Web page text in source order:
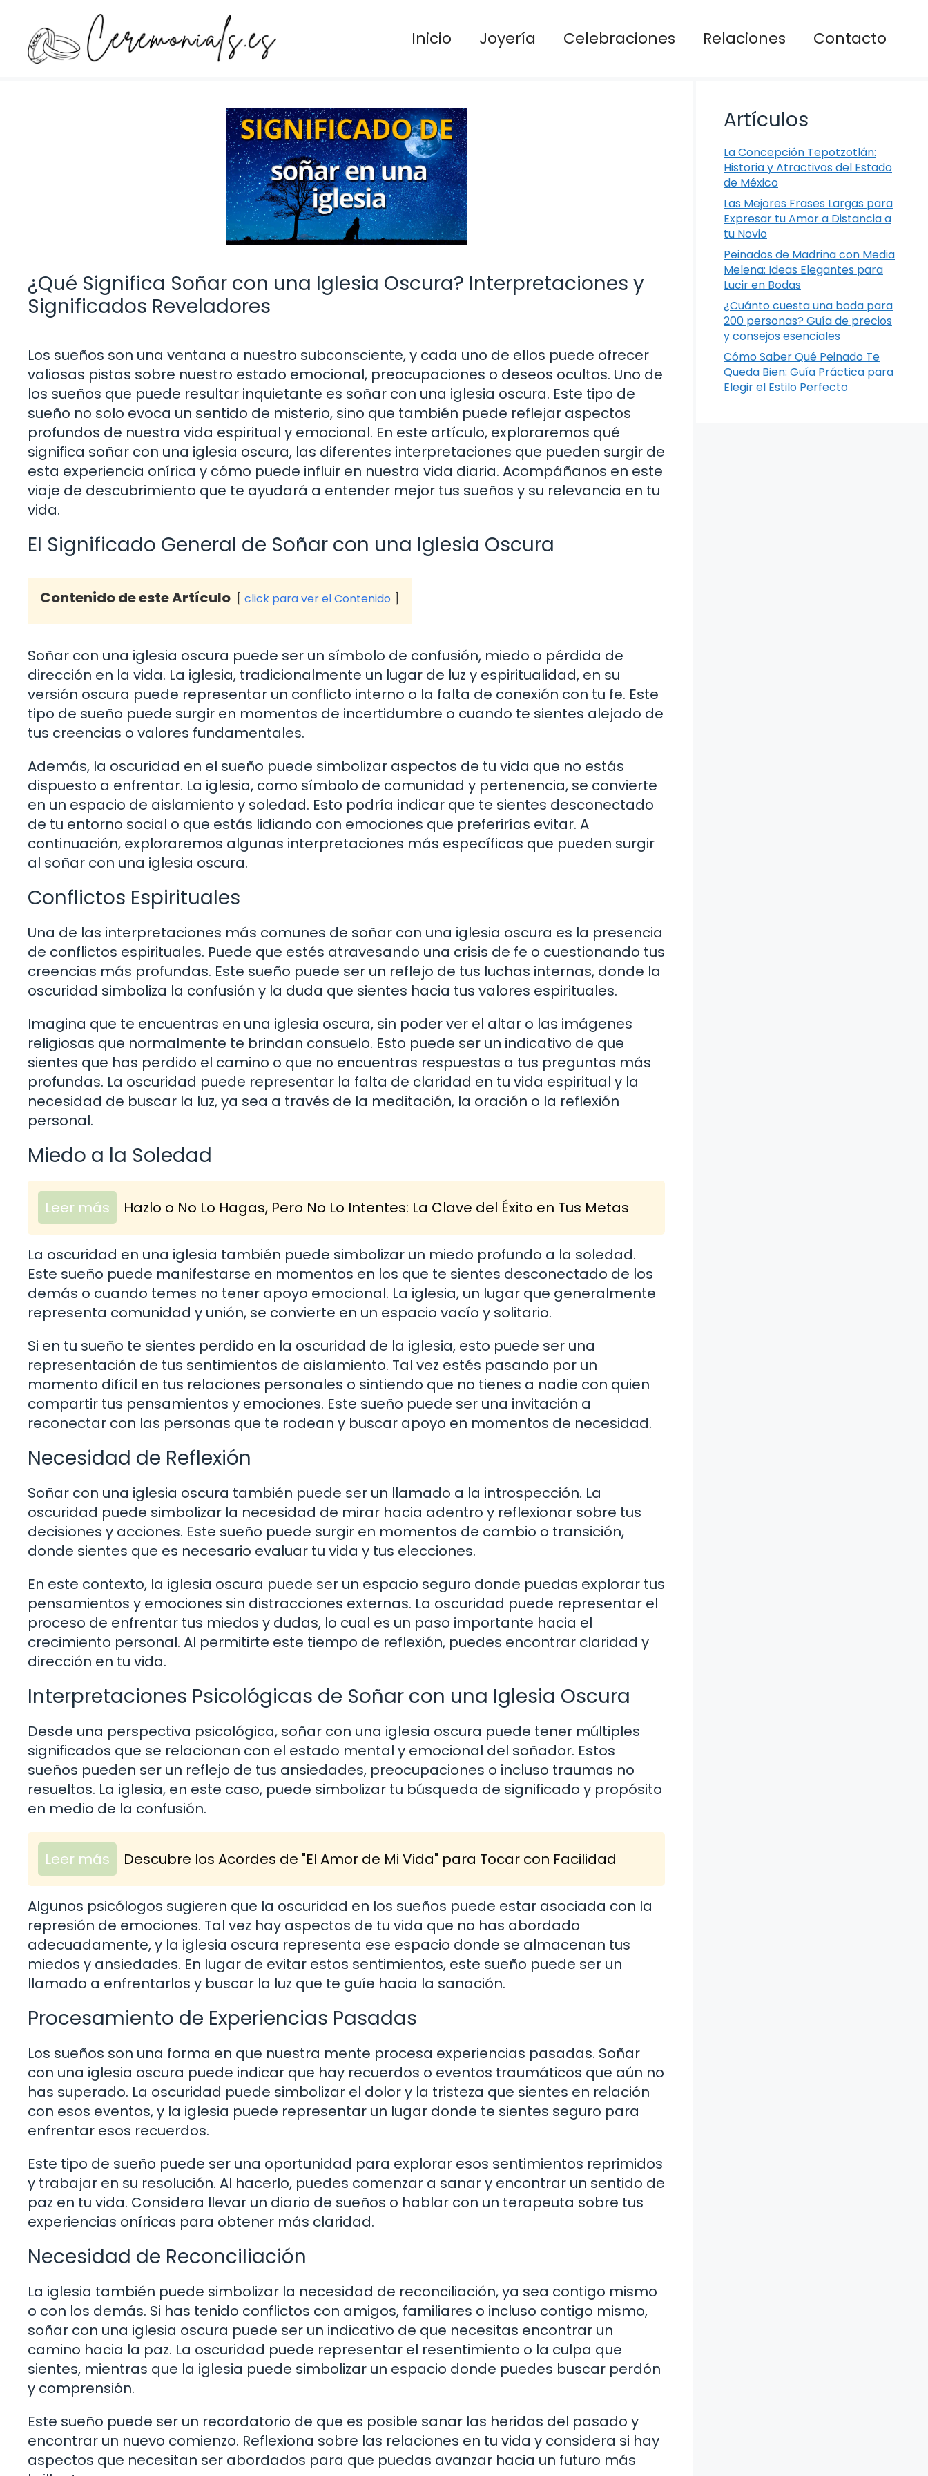
contenido
Inicio Joyería Celebraciones Relaciones Contacto
¿Qué Significa Soñar con una Iglesia Oscura? Interpretaciones y
Significados Reveladores
Los sueños son una ventana a nuestro subconsciente, y cada uno de ellos puede ofrecer
valiosas pistas sobre nuestro estado emocional, preocupaciones o deseos ocultos. Uno de
los sueños que puede resultar inquietante es soñar con una iglesia oscura. Este tipo de
sueño no solo evoca un sentido de misterio, sino que también puede reflejar aspectos
profundos de nuestra vida espiritual y emocional. En este artículo, exploraremos qué
significa soñar con una iglesia oscura, las diferentes interpretaciones que pueden surgir de
esta experiencia onírica y cómo puede influir en nuestra vida diaria. Acompáñanos en este
viaje de descubrimiento que te ayudará a entender mejor tus sueños y su relevancia en tu
vida.
El Significado General de Soñar con una Iglesia Oscura
Contenido de este Artículo click para ver el Contenido
Soñar con una iglesia oscura puede ser un símbolo de confusión, miedo o pérdida de
dirección en la vida. La iglesia, tradicionalmente un lugar de luz y espiritualidad, en su
versión oscura puede representar un conflicto interno o la falta de conexión con tu fe. Este
tipo de sueño puede surgir en momentos de incertidumbre o cuando te sientes alejado de
tus creencias o valores fundamentales.
Además, la oscuridad en el sueño puede simbolizar aspectos de tu vida que no estás
dispuesto a enfrentar. La iglesia, como símbolo de comunidad y pertenencia, se convierte
en un espacio de aislamiento y soledad. Esto podría indicar que te sientes desconectado
de tu entorno social o que estás lidiando con emociones que preferirías evitar. A
continuación, exploraremos algunas interpretaciones más específicas que pueden surgir
al soñar con una iglesia oscura.
Conflictos Espirituales
Una de las interpretaciones más comunes de soñar con una iglesia oscura es la presencia
de conflictos espirituales. Puede que estés atravesando una crisis de fe o cuestionando tus
creencias más profundas. Este sueño puede ser un reflejo de tus luchas internas, donde la
oscuridad simboliza la confusión y la duda que sientes hacia tus valores espirituales.
Imagina que te encuentras en una iglesia oscura, sin poder ver el altar o las imágenes
religiosas que normalmente te brindan consuelo. Esto puede ser un indicativo de que
sientes que has perdido el camino o que no encuentras respuestas a tus preguntas más
profundas. La oscuridad puede representar la falta de claridad en tu vida espiritual y la
necesidad de buscar la luz, ya sea a través de la meditación, la oración o la reflexión
personal.
Miedo a la Soledad
Leer más Hazlo o No Lo Hagas, Pero No Lo Intentes: La Clave del Éxito en Tus Metas
La oscuridad en una iglesia también puede simbolizar un miedo profundo a la soledad.
Este sueño puede manifestarse en momentos en los que te sientes desconectado de los
demás o cuando temes no tener apoyo emocional. La iglesia, un lugar que generalmente
representa comunidad y unión, se convierte en un espacio vacío y solitario.
Si en tu sueño te sientes perdido en la oscuridad de la iglesia, esto puede ser una
representación de tus sentimientos de aislamiento. Tal vez estés pasando por un
momento difícil en tus relaciones personales o sintiendo que no tienes a nadie con quien
compartir tus pensamientos y emociones. Este sueño puede ser una invitación a
reconectar con las personas que te rodean y buscar apoyo en momentos de necesidad.
Necesidad de Reflexión
Soñar con una iglesia oscura también puede ser un llamado a la introspección. La
oscuridad puede simbolizar la necesidad de mirar hacia adentro y reflexionar sobre tus
decisiones y acciones. Este sueño puede surgir en momentos de cambio o transición,
donde sientes que es necesario evaluar tu vida y tus elecciones.
En este contexto, la iglesia oscura puede ser un espacio seguro donde puedas explorar tus
pensamientos y emociones sin distracciones externas. La oscuridad puede representar el
proceso de enfrentar tus miedos y dudas, lo cual es un paso importante hacia el
crecimiento personal. Al permitirte este tiempo de reflexión, puedes encontrar claridad y
dirección en tu vida.
Interpretaciones Psicológicas de Soñar con una Iglesia Oscura
Desde una perspectiva psicológica, soñar con una iglesia oscura puede tener múltiples
significados que se relacionan con el estado mental y emocional del soñador. Estos
sueños pueden ser un reflejo de tus ansiedades, preocupaciones o incluso traumas no
resueltos. La iglesia, en este caso, puede simbolizar tu búsqueda de significado y propósito
en medio de la confusión.
Leer más Descubre los Acordes de "El Amor de Mi Vida" para Tocar con Facilidad
Algunos psicólogos sugieren que la oscuridad en los sueños puede estar asociada con la
represión de emociones. Tal vez hay aspectos de tu vida que no has abordado
adecuadamente, y la iglesia oscura representa ese espacio donde se almacenan tus
miedos y ansiedades. En lugar de evitar estos sentimientos, este sueño puede ser un
llamado a enfrentarlos y buscar la luz que te guíe hacia la sanación.
Procesamiento de Experiencias Pasadas
Los sueños son una forma en que nuestra mente procesa experiencias pasadas. Soñar
con una iglesia oscura puede indicar que hay recuerdos o eventos traumáticos que aún no
has superado. La oscuridad puede simbolizar el dolor y la tristeza que sientes en relación
con esos eventos, y la iglesia puede representar un lugar donde te sientes seguro para
enfrentar esos recuerdos.
Este tipo de sueño puede ser una oportunidad para explorar esos sentimientos reprimidos
y trabajar en su resolución. Al hacerlo, puedes comenzar a sanar y encontrar un sentido de
paz en tu vida. Considera llevar un diario de sueños o hablar con un terapeuta sobre tus
experiencias oníricas para obtener más claridad.
Necesidad de Reconciliación
La iglesia también puede simbolizar la necesidad de reconciliación, ya sea contigo mismo
o con los demás. Si has tenido conflictos con amigos, familiares o incluso contigo mismo,
soñar con una iglesia oscura puede ser un indicativo de que necesitas encontrar un
camino hacia la paz. La oscuridad puede representar el resentimiento o la culpa que
sientes, mientras que la iglesia puede simbolizar un espacio donde puedes buscar perdón
y comprensión.
Este sueño puede ser un recordatorio de que es posible sanar las heridas del pasado y
encontrar un nuevo comienzo. Reflexiona sobre las relaciones en tu vida y considera si hay
aspectos que necesitan ser abordados para que puedas avanzar hacia un futuro más
Artículos
La Concepción Tepotzotlán:
Historia y Atractivos del Estado
de México
Las Mejores Frases Largas para
Expresar tu Amor a Distancia a
tu Novio
Peinados de Madrina con Media
Melena: Ideas Elegantes para
Lucir en Bodas
¿Cuánto cuesta una boda para
200 personas? Guía de precios
y consejos esenciales
Cómo Saber Qué Peinado Te
Queda Bien: Guía Práctica para
Elegir el Estilo Perfecto